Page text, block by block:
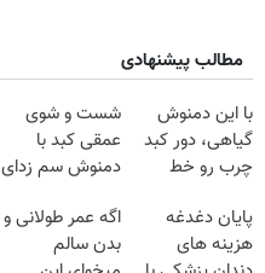
مطالب پیشنهادی
با این دمنوش
گیاهی، دور کبد
چرب رو خط
شست و شوی
عمقی کبد با
دمنوش سم زدای
پایان دغدغه
هزینه های
اگه عمر طولانی و
بدن سالم